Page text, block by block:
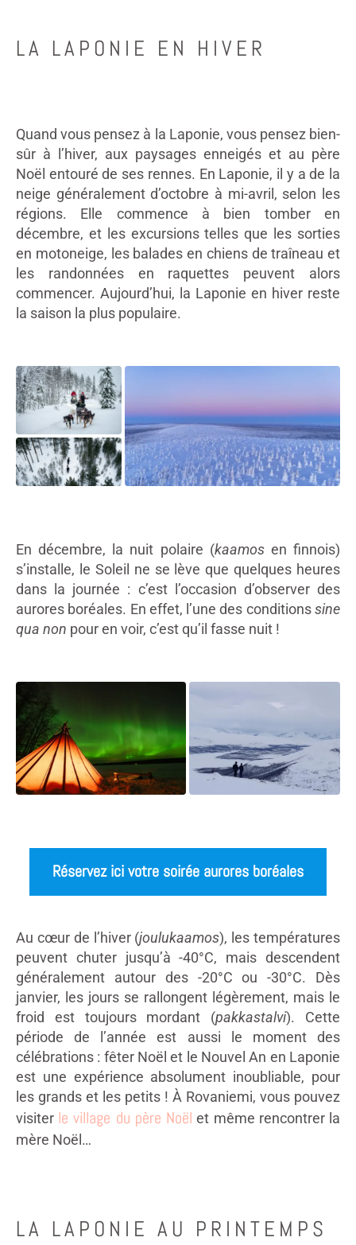
LA LAPONIE EN HIVER
Quand vous pensez à la Laponie, vous pensez bien-
sûr à l’hiver, aux paysages enneigés et au père
Noël entouré de ses rennes. En Laponie, il y a de la
neige généralement d’octobre à mi-avril, selon les
régions. Elle commence à bien tomber en
décembre, et les excursions telles que les sorties
en motoneige, les balades en chiens de traîneau et
les randonnées en raquettes peuvent alors
commencer. Aujourd’hui, la Laponie en hiver reste
la saison la plus populaire.
En décembre, la nuit polaire (kaamos en finnois)
s’installe, le Soleil ne se lève que quelques heures
dans la journée : c’est l’occasion d’observer des
aurores boréales. En effet, l’une des conditionssine
qua non pour en voir, c’est qu’il fasse nuit !
Réservez ici votre soirée aurores boréales
Au cœur de l’hiver (joulukaamos), les températures
peuvent chuter jusqu’à -40°C, mais descendent
généralement autour des -20°C ou -30°C. Dès
janvier, les jours se rallongent légèrement, mais le
froid est toujours mordant (pakkastalvi). Cette
période de l’année est aussi le moment des
célébrations : fêter Noël et le Nouvel An en Laponie
est une expérience absolument inoubliable, pour
les grands et les petits ! À Rovaniemi, vous pouvez
visiter le village du père Noël et même rencontrer la
mère Noël…
LA LAPONIE AU PRINTEMPS